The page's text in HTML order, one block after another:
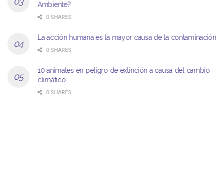
Ambiente?
0 SHARES
La acción humana es la mayor causa de la contaminación
0 SHARES
10 animales en peligro de extinción a causa del cambio
climático
0 SHARES